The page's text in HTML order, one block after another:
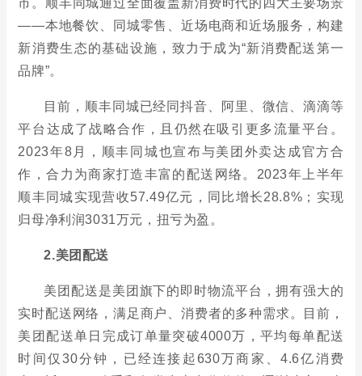
市。顺丰同城通过全面覆盖新消费时代的四大主要场景
——本地餐饮、同城零售、近场电商和近场服务，构建
新消费生态的基础设施，致力于成为“新消费配送第一
品牌”。
目前，顺丰同城已经同抖音、阿里、微信、滴滴等
平台达成了战略合作，且仍然在吸引更多流量平台。
2023年8月，顺丰同城也宣布与美团外卖达成官方合
作，合力为商家打造丰富的配送网络。2023年上半年
顺丰同城实现营收57.49亿元，同比增长28.8%；实现
归母净利润3031万元，扭亏为盈。
2.美团配送
美团配送是美团旗下的即时物流平台，拥有强大的
实时配送网络，满足商户、消费者的多种需求。目前，
美团配送单日完成订单量突破4000万，平均每单配送
时间仅30分钟，已经连接起630万商家、4.6亿消费